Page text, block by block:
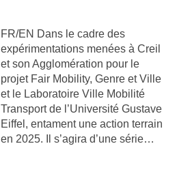
FR/EN Dans le cadre des
expérimentations menées à Creil
et son Agglomération pour le
projet Fair Mobility, Genre et Ville
et le Laboratoire Ville Mobilité
Transport de l’Université Gustave
Eiffel, entament une action terrain
en 2025. Il s’agira d’une série…